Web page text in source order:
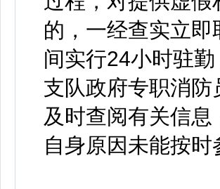
的，一经查实立
间实行24小时驻
支队政府专职消
及时查阅有关信
自身原因未能按